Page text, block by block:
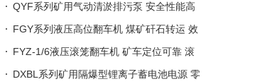
QYF系列矿用气动清淤排污泵 安全性能高
煤矿井下排水排污
FGY系列液压高位翻车机 煤矿矸石转运 效
率高
FYZ-1/6液压滚笼翻车机 矿车定位可靠 滚
筒转动平稳
DXBL系列矿用隔爆型锂离子蓄电池电源 零